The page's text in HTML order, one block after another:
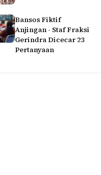
Bansos Fiktif
Anjingan - Staf Fraksi
Gerindra Dicecar 23
Pertanyaan